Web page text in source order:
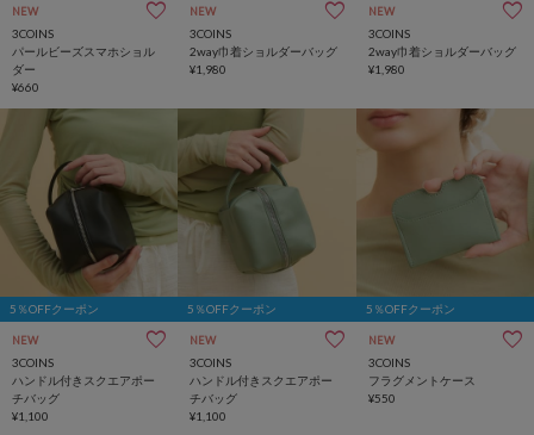
NEW
3COINS
パールビーズスマホショル
ダー
¥660
NEW
3COINS
2way巾着ショルダーバッグ
¥1,980
NEW
3COINS
2way巾着ショルダーバッグ
¥1,980
5％OFFクーポン
NEW
3COINS
ハンドル付きスクエアポー
チバッグ
¥1,100
5％OFFクーポン
NEW
3COINS
ハンドル付きスクエアポー
チバッグ
¥1,100
5％OFFクーポン
NEW
3COINS
フラグメントケース
¥550